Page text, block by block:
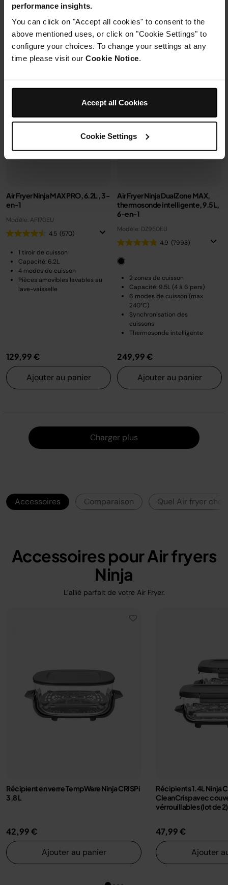
performance insights.
You can click on "Accept all cookies" to consent to the
above mentioned uses, or click on "Cookie Settings" to
configure your choices. To change your settings at any
time please visit our Cookie Notice.
Accept all Cookies
Cookie Settings
Ajouter au panier
Voir les détails
Air Fryer Ninja MAX PRO, 6.2L , 3-
en-1
Modèle: AF170EU
4.5 (570)
1 tiroir de cuisson
Capacité: 6.2L
4 modes de cuisson
Pièces amovibles lavables au
lave-vaisselle
129,99 €
Ajouter au panier
Air Fryer Ninja DualZone MAX,
thermosonde intelligente, 9.5L,
6-en-1
Modèle: DZ950EU
4.9 (7998)
2 zones de cuisson
Capacité: 9.5L (4 à 6 pers)
6 modes de cuisson (max
240°C)
Synchronisation des
cuissons
Thermosonde intelligente
249,99 €
Ajouter au panier
Charger plus
Accessoires Comparaison Quel Air fryer
Accessoires pour Air fryers
Ninja
L’allié parfait de votre Air Fryer.
Récipient en verre TempWare Ninja CRISPi
3,8 L
42,99 €
Ajouter au panier
Récipients 1.4L Ninja
CleanCrisp avec
vérrouillables (lot de 2)
47,99 €
Ajouter